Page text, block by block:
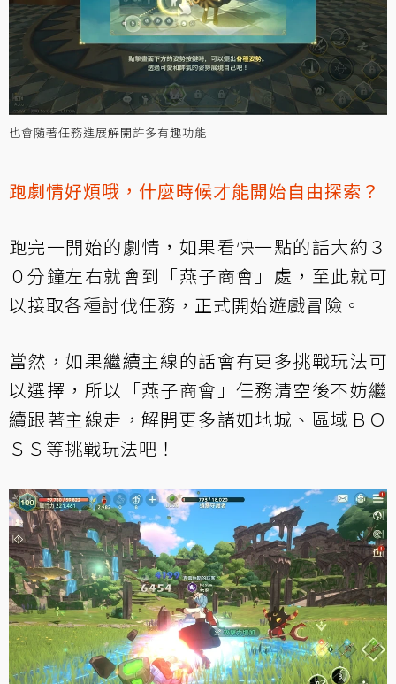
也會隨著任務進展解開許多有趣功能
跑劇情好煩哦，什麼時候才能開始自由探索？
跑完一開始的劇情，如果看快一點的話大約３
０分鐘左右就會到「燕子商會」處，至此就可
以接取各種討伐任務，正式開始遊戲冒險。
當然，如果繼續主線的話會有更多挑戰玩法可
以選擇，所以「燕子商會」任務清空後不妨繼
續跟著主線走，解開更多諸如地城、區域ＢＯ
ＳＳ等挑戰玩法吧！